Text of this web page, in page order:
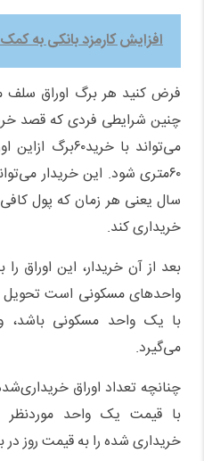
​افزایش کارمزد بانکی به
فرض کنید هر برگ اوراق
می‌تواند با
۶۰متری شود. این خریدار
سال یعنی هر زمان که پول
خریداری کند.
بعد از آن خریدار، این اوراق
واحدهای مسکونی است تحویل
با یک واحد مسکونی باشد،
می‌گیرد.
چنانچه تعداد اوراق
با قیمت یک واحد موردنظر
خریداری شده را به قیمت روز در